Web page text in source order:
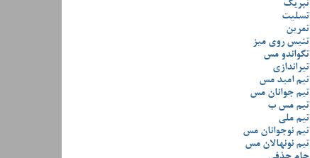
تبریک
تسلیت
تمرین
تنیس روی میز
تکواندو مس
تیراندازی
تیم امید مس
تیم جوانان مس
تیم مس ب
تیم ملی
تیم نوجوانان مس
تیم نونهالان مس